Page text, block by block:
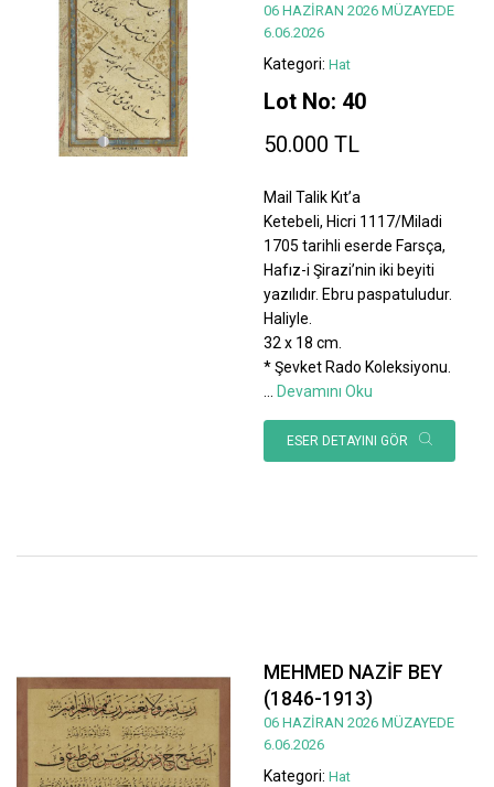
06 HAZİRAN 2026 MÜZAYEDE
6.06.2026
Kategori: Hat
Lot No: 40
50.000 TL
Mail Talik Kıt’a
Ketebeli, Hicri 1117/Miladi
1705 tarihli eserde Farsça,
Hafız-i Şirazi’nin iki beyiti
yazılıdır. Ebru paspatuludur.
Haliyle.
32 x 18 cm.
* Şevket Rado Koleksiyonu.
Devamını Oku
ESER DETAYINI GÖR
MEHMED NAZİF BEY
(1846-1913)
06 HAZİRAN 2026 MÜZAYEDE
6.06.2026
Kategori: Hat